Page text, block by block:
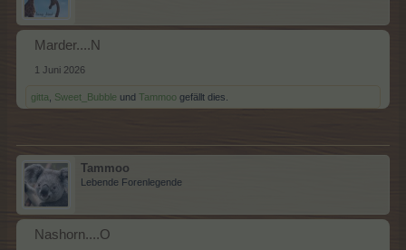
Marder....N
1 Juni 2026
gitta Sweet_Bubble und Tammoo gefällt dies.
Tammoo
Lebende Forenlegende
Nashorn....O